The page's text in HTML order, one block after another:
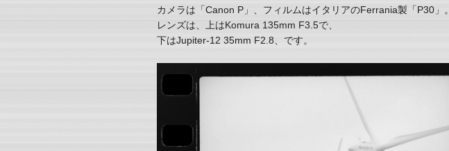
カメラは「Canon P」、フィルムはイタリアのFerrania製「P30」。
レンズは、上はKomura 135mm F3.5で、
下はJupiter-12 35mm F2.8、です。